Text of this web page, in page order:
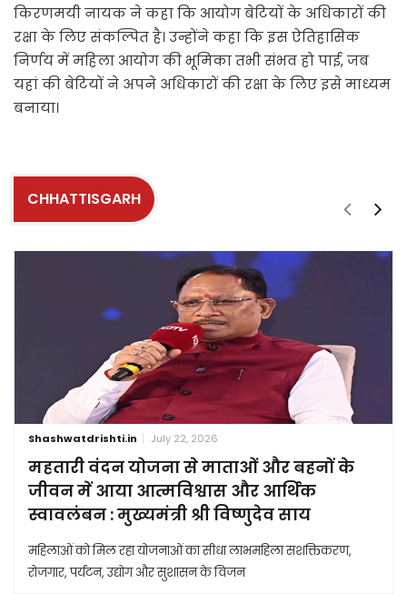
किरणमयी नायक ने कहा कि आयोग बेटियों के अधिकारों की
रक्षा के लिए संकल्पित है। उन्होंने कहा कि इस ऐतिहासिक
निर्णय में महिला आयोग की भूमिका तभी संभव हो पाई, जब
यहां की बेटियों ने अपने अधिकारों की रक्षा के लिए इसे माध्यम
बनाया।
CHHATTISGARH
Shashwatdrishti.in July 22, 2026
महतारी वंदन योजना से माताओं और बहनों के
जीवन में आया आत्मविश्वास और आर्थिक
स्वावलंबन : मुख्यमंत्री श्री विष्णुदेव साय
महिलाओं को मिल रहा योजनाओं का सीधा लाभमहिला सशक्तिकरण,
रोजगार, पर्यटन, उद्योग और सुशासन के विजन